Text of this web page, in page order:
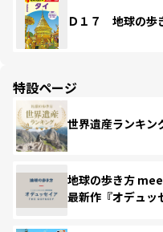
Ｄ１７ 地球の
特設ページ
世界遺産ランキン
地球の歩き方
最新作『オデュッ